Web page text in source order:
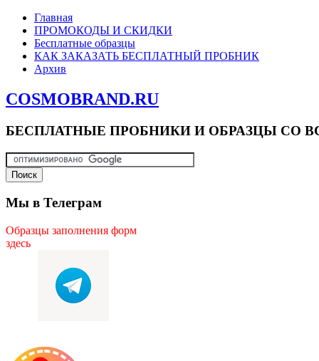
Главная
ПРОМОКОДЫ И СКИДКИ
Бесплатные образцы
КАК ЗАКАЗАТЬ БЕСПЛАТНЫЙ ПРОБНИК
Архив
COSMOBRAND.RU
БЕСПЛАТНЫЕ ПРОБНИКИ И ОБРАЗЦЫ СО
Мы в Телеграм
Образцы заполнения форм
здесь